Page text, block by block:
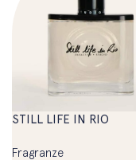
STILL LIFE IN RIO
Fragranze